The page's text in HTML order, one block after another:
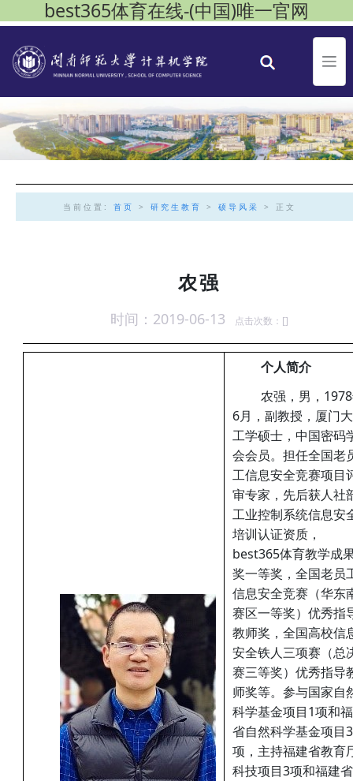
best365体育在线-(中国)唯一官网
当前位置: 首页 > 研究生教育 > 硕导风采 > 正文
农强
时间：2019-06-13 点击次数：[]
个人简介
农强，男，
6月，副教授，厦门
工学硕士，中国密码
会会员。担任全国老
工信息安全竞赛项目
审专家，先后获人社
工业控制系统信息安
培训认证资质，
best365体育教学成
奖一等奖，全国老员
信息安全竞赛（华东
赛区一等奖）优秀指
教师奖，全国高校信
安全铁人三项赛（总
赛三等奖）优秀指导
师奖等。参与国家自
科学基金项目1项和
省自然科学基金项目3
项，主持福建省教育
科技项目3项和福建